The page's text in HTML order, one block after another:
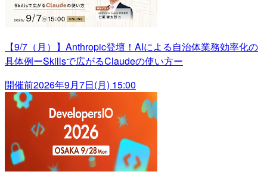
【9/7（月）】Anthropic登壇！AIによる自治体業務効率化の
具体例ーSkillsで広がるClaudeの使い方ー
開催前2026年9月7日(月) 15:00